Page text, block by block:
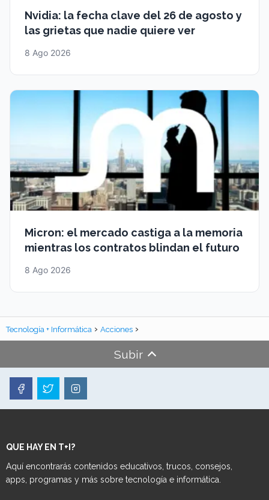
Nvidia: la fecha clave del 26 de agosto y
las grietas que nadie quiere ver
8 Ago 2026
Micron: el mercado castiga a la memoria
mientras los contratos blindan el futuro
8 Ago 2026
Tecnología + Informática Acciones
Subir
QUE HAY EN T+I?
Aquí encontrarás contenidos educativos, trucos, consejos,
apps, programas y más sobre tecnología e informática.